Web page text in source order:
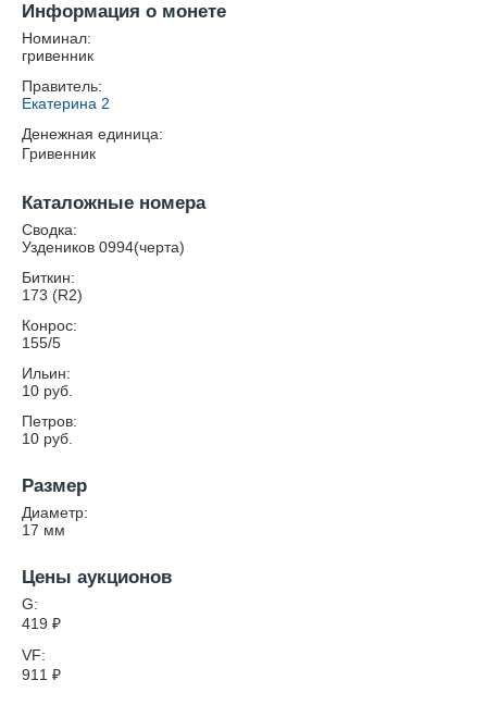
Информация о монете
Номинал:
гривенник
Правитель:
Екатерина 2
Денежная единица:
Гривенник
Каталожные номера
Сводка:
Уздеников 0994(черта)
Биткин:
173 (R2)
Конрос:
155/5
Ильин:
10 руб.
Петров:
10 руб.
Размер
Диаметр:
17 мм
Цены аукционов
G:
419 ₽
VF:
911 ₽